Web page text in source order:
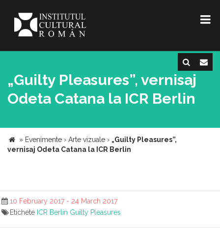
„Guilty Pleasures”, vernisaj
Odeta Catana la ICR Berlin
» Evenimente › Arte vizuale › „Guilty Pleasures”,
vernisaj Odeta Catana la ICR Berlin
10 February 2017 - 24 March 2017
Etichete ICR Berlin Guilty Pleasures